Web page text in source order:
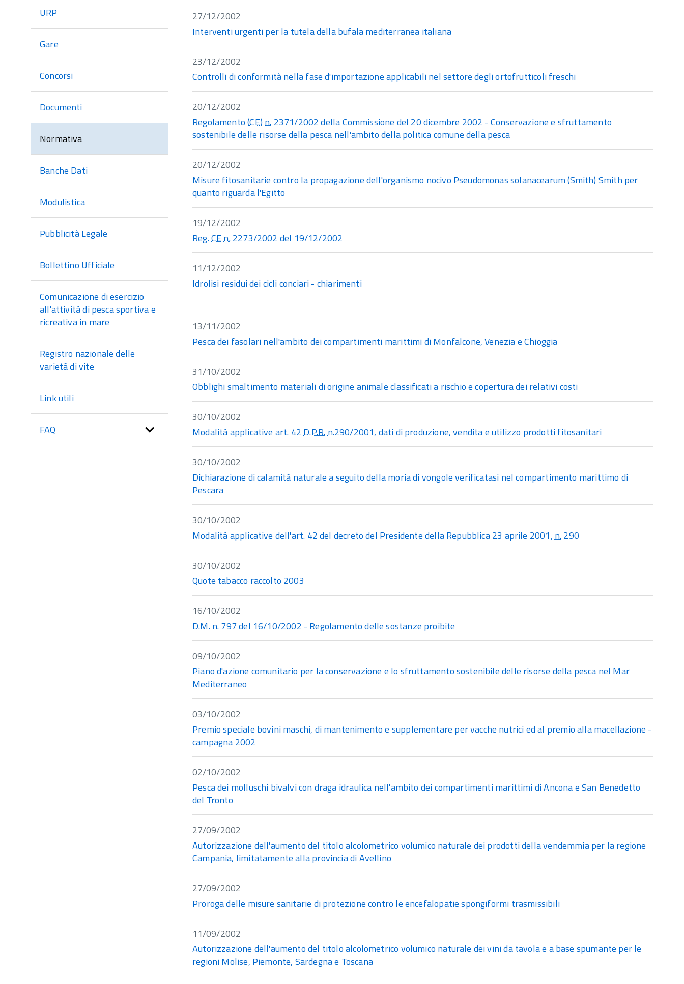
sezione
URP
Gare
Concorsi
Documenti
Normativa
Banche Dati
Modulistica
Pubblicità Legale
Bollettino Ufficiale
Comunicazione di esercizio
all'attività di pesca sportiva e
ricreativa in mare
Registro nazionale delle
varietà di vite
Link utili
FAQ
27/12/2002
Interventi urgenti per la tutela della bufala mediterranea italiana
23/12/2002
Controlli di conformità nella fase d'importazione applicabili nel settore degli ortofrutticoli freschi
20/12/2002
Regolamento (CE)n. 2371/2002 della Commissione del 20 dicembre 2002 - Conservazione e sfruttamento
sostenibile delle risorse della pesca nell'ambito della politica comune della pesca
20/12/2002
Misure fitosanitarie contro la propagazione dell'organismo nocivo Pseudomonas solanacearum (Smith) Smith per
quanto riguarda l'Egitto
19/12/2002
Reg.CEn.2273/2002 del 19/12/2002
11/12/2002
Idrolisi residui dei cicli conciari - chiarimenti
13/11/2002
Pesca dei fasolari nell'ambito dei compartimenti marittimi di Monfalcone, Venezia e Chioggia
31/10/2002
Obblighi smaltimento materiali di origine animale classificati a rischio e copertura dei relativi costi
30/10/2002
Modalità applicative art. 42D.P.R.n.290/2001, dati di produzione, vendita e utilizzo prodotti fitosanitari
30/10/2002
Dichiarazione di calamità naturale a seguito della moria di vongole verificatasi nel compartimento marittimo di
Pescara
30/10/2002
Modalità applicative dell'art. 42 del decreto del Presidente della Repubblica 23 aprile 2001,n.290
30/10/2002
Quote tabacco raccolto 2003
16/10/2002
D.M.n.797 del 16/10/2002 - Regolamento delle sostanze proibite
09/10/2002
Piano d'azione comunitario per la conservazione e lo sfruttamento sostenibile delle risorse della pesca nel Mar
Mediterraneo
03/10/2002
Premio speciale bovini maschi, di mantenimento e supplementare per vacche nutrici ed al premio alla macellazione -
campagna 2002
02/10/2002
Pesca dei molluschi bivalvi con draga idraulica nell'ambito dei compartimenti marittimi di Ancona e San Benedetto
del Tronto
27/09/2002
Autorizzazione dell'aumento del titolo alcolometrico volumico naturale dei prodotti della vendemmia per la regione
Campania, limitatamente alla provincia di Avellino
27/09/2002
Proroga delle misure sanitarie di protezione contro le encefalopatie spongiformi trasmissibili
11/09/2002
Autorizzazione dell'aumento del titolo alcolometrico volumico naturale dei vini da tavola e a base spumante per le
regioni Molise, Piemonte, Sardegna e Toscana